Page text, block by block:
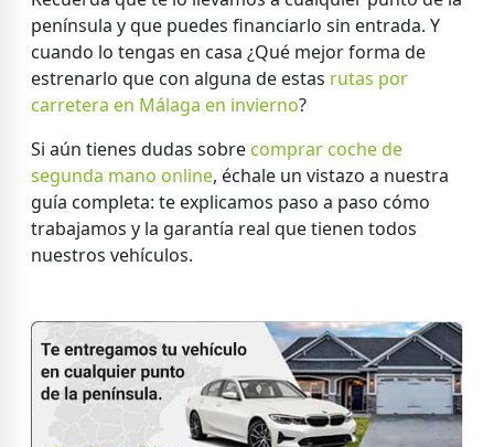
península y que puedes financiarlo sin entrada. Y
cuando lo tengas en casa ¿Qué mejor forma de
estrenarlo que con alguna de estas rutas por
carretera en Málaga en invierno?
Si aún tienes dudas sobre comprar coche de
segunda mano online, échale un vistazo a nuestra
guía completa: te explicamos paso a paso cómo
trabajamos y la garantía real que tienen todos
nuestros vehículos.